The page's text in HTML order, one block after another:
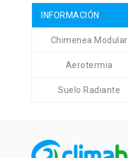
INFORMACIÓN
Chimenea Modular
Aerotermia
Suelo Radiante